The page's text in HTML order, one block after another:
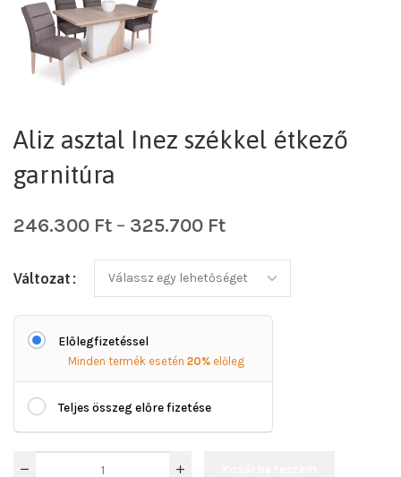
Aliz asztal Inez székkel étkező
garnitúra
246.300 Ft – 325.700 Ft
Változat
Előlegfizetéssel
Minden termék esetén 20% előleg
Teljes összeg előre fizetése